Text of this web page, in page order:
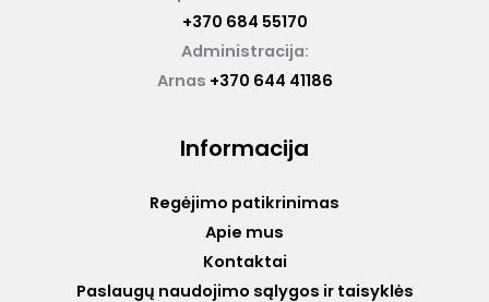
+370 684 55170
Administracija:
Arnas +370 644 41186
Informacija
Regėjimo patikrinimas
Apie mus
Kontaktai
Paslaugų naudojimo sąlygos ir taisyklės